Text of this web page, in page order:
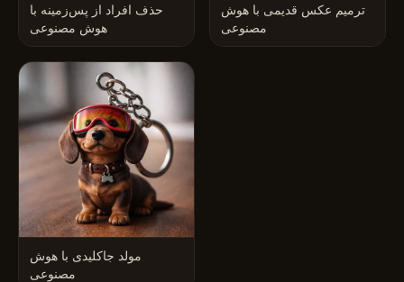
حذف افراد از پس‌زمینه با
هوش مصنوعی
ترمیم عکس قدیمی با هوش
مصنوعی
مولد جاکلیدی با هوش
مصنوعی